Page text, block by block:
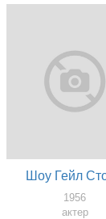
Шоу Гейл
1956
актер